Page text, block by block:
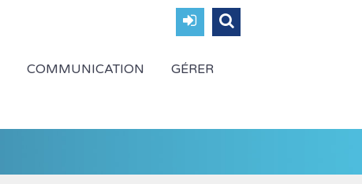
COMMUNICATION GÉRER